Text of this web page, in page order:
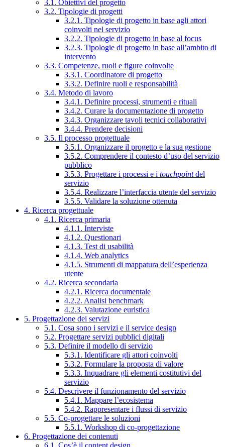
3.1. Obiettivi del progetto
3.2. Tipologie di progetti
3.2.1. Tipologie di progetto in base agli attori
coinvolti nel servizio
3.2.2. Tipologie di progetto in base al focus
3.2.3. Tipologie di progetto in base all’ambito di
intervento
3.3. Competenze, ruoli e figure coinvolte
3.3.1. Coordinatore di progetto
3.3.2. Definire ruoli e responsabilità
3.4. Metodo di lavoro
3.4.1. Definire processi, strumenti e rituali
3.4.2. Curare la documentazione di progetto
3.4.3. Organizzare tavoli tecnici collaborativi
3.4.4. Prendere decisioni
3.5. Il processo progettuale
3.5.1. Organizzare il progetto e la sua gestione
3.5.2. Comprendere il contesto d’uso del servizio
pubblico
3.5.3. Progettare i processi e i touchpointdel
servizio
3.5.4. Realizzare l’interfaccia utente del servizio
3.5.5. Validare la soluzione ottenuta
4. Ricerca progettuale
4.1. Ricerca primaria
4.1.1. Interviste
4.1.2. Questionari
4.1.3. Test di usabilità
4.1.4. Web analytics
4.1.5. Strumenti di mappatura dell’esperienza
utente
4.2. Ricerca secondaria
4.2.1. Ricerca documentale
4.2.2. Analisi benchmark
4.2.3. Valutazione euristica
5. Progettazione dei servizi
5.1. Cosa sono i servizi e il service design
5.2. Progettare servizi pubblici digitali
5.3. Definire il modello di servizio
5.3.1. Identificare gli attori coinvolti
5.3.2. Formulare la proposta di valore
5.3.3. Inquadrare gli elementi costitutivi del
servizio
5.4. Descrivere il funzionamento del servizio
5.4.1. Mappare l’ecosistema
5.4.2. Rappresentare i flussi di servizio
5.5. Co-progettare le soluzioni
5.5.1. Workshop di co-progettazione
6. Progettazione dei contenuti
6.1. Cos’è il content design